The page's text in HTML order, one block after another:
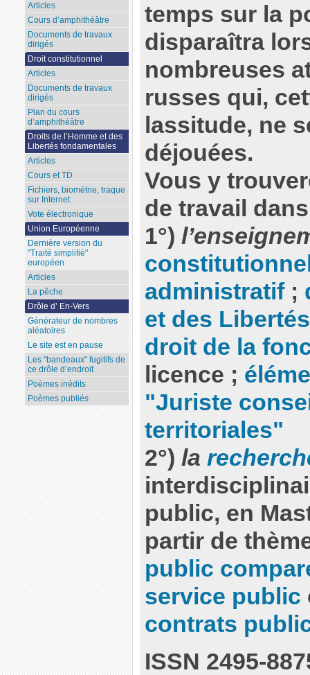
temps sur la
disparaîtra
nombreuses
russes qui,
lassitude, ne
déjouées.
Vous y
de travail
1°)
administratif;
et des
droit de la
licence ;
"Juriste
territoriales"
2°) la
public, en
partir de
public
service public
contrats
ISSN 2495-
Articles
Cours d’amphithéâtre
Documents de travaux
dirigés
Droit constitutionnel
Articles
Documents de travaux
dirigés
Plan du cours
d’amphithéâtre
Droits de l’Homme et des
Libertés fondamentales
Articles
Cours et TD
Fichiers, biométrie, traque
sur Internet
Vote électronique
Union Européenne
Dernière version du
"Traité simplifié"
européen
Articles
La pêche
Drôle d’ En-Vers
Générateur de nombres
aléatoires
Le site est en pause
Les "bandeaux" fugitifs de
ce drôle d’endroit
Poèmes inédits
Poèmes publiés